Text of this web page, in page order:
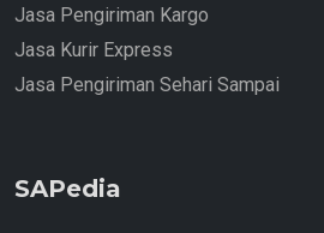
Jasa Pengiriman Kargo
Jasa Kurir Express
Jasa Pengiriman Sehari Sampai
SAPedia